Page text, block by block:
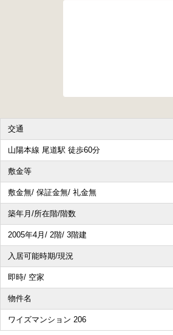
交通
山陽本線 尾道駅 徒歩60分
敷金等
敷金無/ 保証金無/ 礼金無
築年月/所在階/階数
2005年4月/ 2階/ 3階建
入居可能時期/現況
即時/ 空家
物件名
ワイズマンション 206